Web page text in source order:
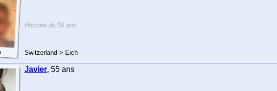
Homme de 59 ans.
Switzerland > Eich
Javier, 55 ans